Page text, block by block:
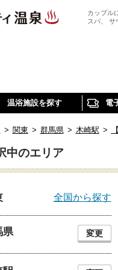
カップル
スパ、
温浴施設を探す 電
> 関東 > 群馬県 > 木崎駅 >
中のエリア
全国から探す
県 変更